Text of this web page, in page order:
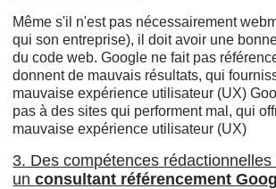
Même s'il n'est pas nécessairement
qui son entreprise), il doit avoir une
du code web. Google ne fait pas
donnent de mauvais résultats, qui
mauvaise expérience utilisateur (UX)
pas à des sites qui performent mal, qui
mauvaise expérience utilisateur (UX)
3. Des compétences rédactionnelles
unconsultant référencement